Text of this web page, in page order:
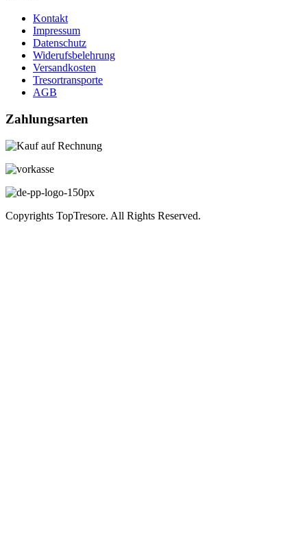
Kontakt
Impressum
Datenschutz
Widerufsbelehrung
Versandkosten
Tresortransporte
AGB
Zahlungsarten
Copyrights TopTresore. All Rights Reserved.